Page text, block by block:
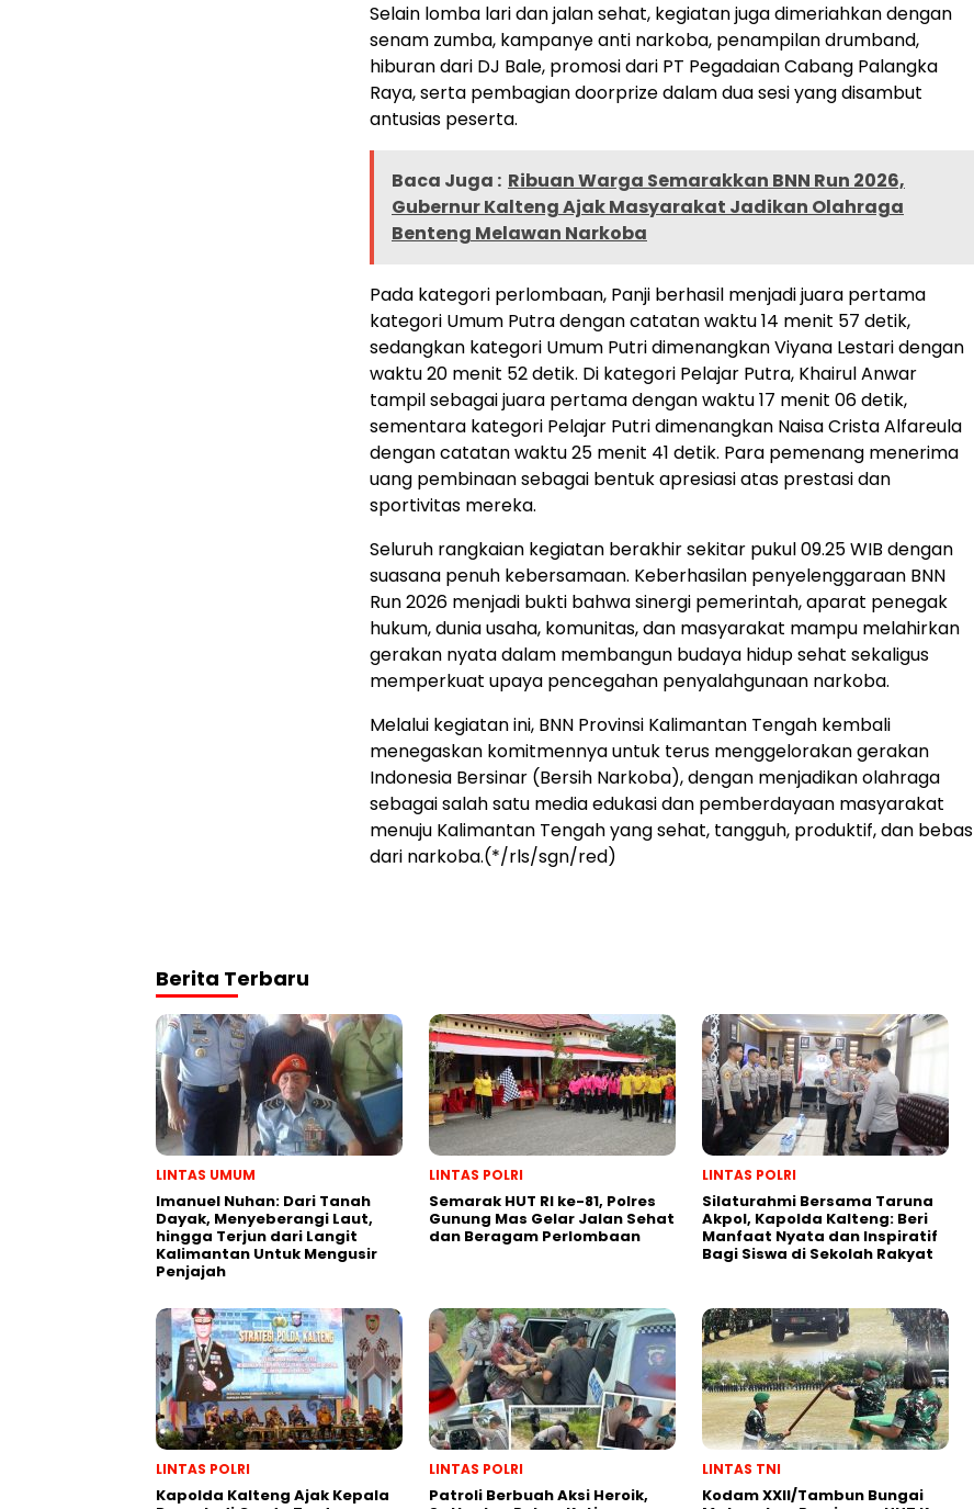
Selain lomba lari dan jalan sehat, kegiatan juga dimeriahkan dengan
senam zumba, kampanye anti narkoba, penampilan drumband,
hiburan dari DJ Bale, promosi dari PT Pegadaian Cabang Palangka
Raya, serta pembagian doorprize dalam dua sesi yang disambut
antusias peserta.
Baca Juga : Ribuan Warga Semarakkan BNN Run 2026,
Gubernur Kalteng Ajak Masyarakat Jadikan Olahraga
Benteng Melawan Narkoba
Pada kategori perlombaan, Panji berhasil menjadi juara pertama
kategori Umum Putra dengan catatan waktu 14 menit 57 detik,
sedangkan kategori Umum Putri dimenangkan Viyana Lestari dengan
waktu 20 menit 52 detik. Di kategori Pelajar Putra, Khairul Anwar
tampil sebagai juara pertama dengan waktu 17 menit 06 detik,
sementara kategori Pelajar Putri dimenangkan Naisa Crista Alfareula
dengan catatan waktu 25 menit 41 detik. Para pemenang menerima
uang pembinaan sebagai bentuk apresiasi atas prestasi dan
sportivitas mereka.
Seluruh rangkaian kegiatan berakhir sekitar pukul 09.25 WIB dengan
suasana penuh kebersamaan. Keberhasilan penyelenggaraan BNN
Run 2026 menjadi bukti bahwa sinergi pemerintah, aparat penegak
hukum, dunia usaha, komunitas, dan masyarakat mampu melahirkan
gerakan nyata dalam membangun budaya hidup sehat sekaligus
memperkuat upaya pencegahan penyalahgunaan narkoba.
Melalui kegiatan ini, BNN Provinsi Kalimantan Tengah kembali
menegaskan komitmennya untuk terus menggelorakan gerakan
Indonesia Bersinar (Bersih Narkoba), dengan menjadikan olahraga
sebagai salah satu media edukasi dan pemberdayaan masyarakat
menuju Kalimantan Tengah yang sehat, tangguh, produktif, dan bebas
dari narkoba.(*/rls/sgn/red)
Berita Terbaru
LINTAS UMUM
Imanuel Nuhan: Dari Tanah
Dayak, Menyeberangi Laut,
hingga Terjun dari Langit
Kalimantan Untuk Mengusir
Penjajah
LINTAS POLRI
Semarak HUT RI ke-81, Polres
Gunung Mas Gelar Jalan Sehat
dan Beragam Perlombaan
LINTAS POLRI
Silaturahmi Bersama Taruna
Akpol, Kapolda Kalteng: Beri
Manfaat Nyata dan Inspiratif
Bagi Siswa di Sekolah Rakyat
LINTAS POLRI
Kapolda Kalteng Ajak Kepala
LINTAS POLRI
Patroli Berbuah Aksi Heroik,
LINTAS TNI
Kodam XXII/Tambun Bungai